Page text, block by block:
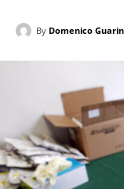
By Domenico